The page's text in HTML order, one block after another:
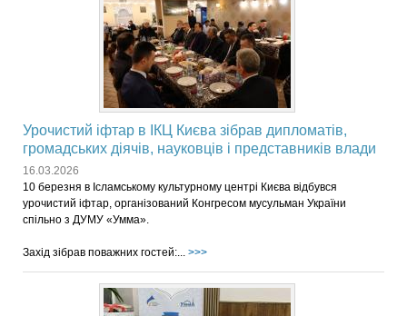
Урочистий іфтар в ІКЦ Києва зібрав дипломатів,
громадських діячів, науковців і представників влади
16.03.2026
10 березня в Ісламському культурному центрі Києва відбувся
урочистий іфтар, організований Конгресом мусульман України
спільно з ДУМУ «Умма».
Захід зібрав поважних гостей:... >>>